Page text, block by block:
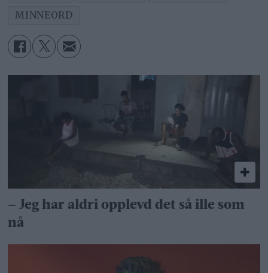
MINNEORD
– Jeg har aldri opplevd det så ille som
nå